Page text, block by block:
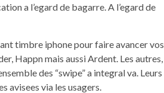
a l’egard de bagarre. A l’egard de
timbre iphone pour faire avancer vos
Happn mais aussi Ardent. Les autres,
des “swipe” a integral va. Leurs
avisees via les usagers.